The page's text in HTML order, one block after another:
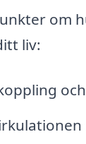
om
liv: